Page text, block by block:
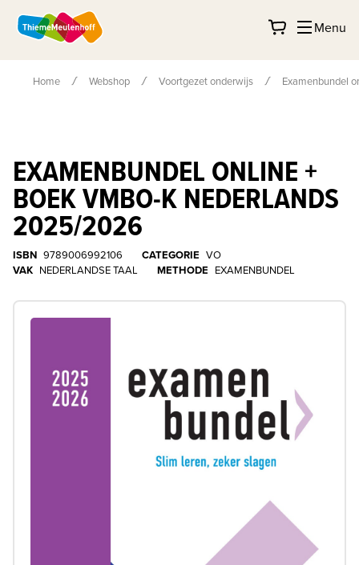
Menu
Home Webshop Voortgezet onderwijs Examenbundel
EXAMENBUNDEL ONLINE +
BOEK VMBO-K NEDERLANDS
2025/2026
ISBN 9789006992106 CATEGORIE VO
VAK NEDERLANDSE TAAL METHODE EXAMENBUNDEL